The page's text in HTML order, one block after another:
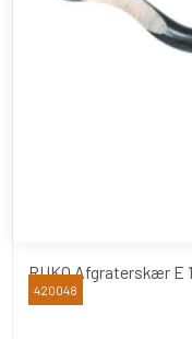
RUKO Afgraterskær E
RUKO
420048